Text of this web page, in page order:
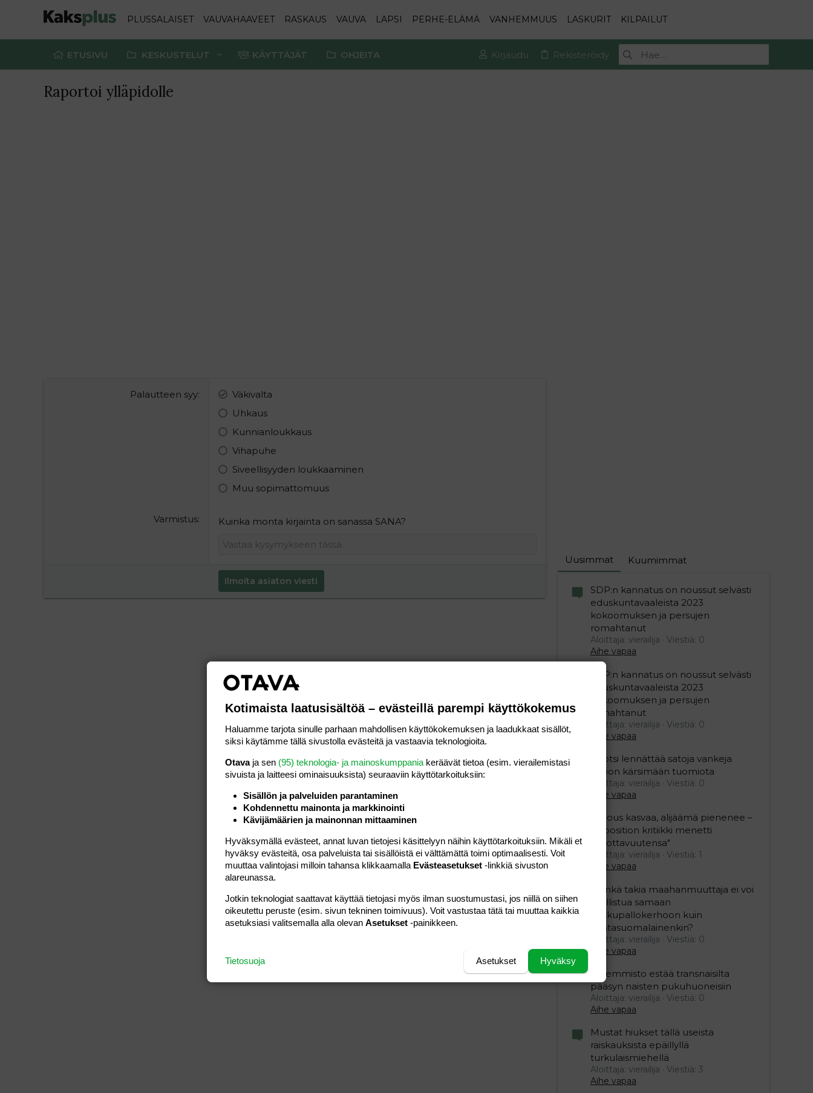
PLUSSALAISET VAUVAHAAVEET RASKAUS VAUVA LAPSI PERHE-ELÄMÄ VANHEMMUUS LASKURIT KILPAILUT
ETUSIVU KESKUSTELUT KÄYTTÄJÄT OHJEITA Kirjaudu Rekisteröidy
Raportoi ylläpidolle
Palautteen syy
Väkivalta
Uhkaus
Kunnianloukkaus
Vihapuhe
Siveellisyyden loukkaaminen
Muu sopimattomuus
Varmistus Kuinka monta kirjainta on sanassa SANA?
Ilmoita asiaton viesti
Uusimmat Kuumimmat
SDP:n kannatus on noussut selvästi
eduskuntavaaleista 2023
kokoomuksen ja persujen
romahtanut
Aloittaja: vierailija
Viestiä: 0
Aihe vapaa
SDP:n kannatus on noussut selvästi
eduskuntavaaleista 2023
kokoomuksen ja persujen
romahtanut
Aloittaja: vierailija
Viestiä: 0
Aihe vapaa
Ruotsi lennättää satoja vankeja
Viroon kärsimään tuomiota
Aloittaja: vierailija
Viestiä: 0
Aihe vapaa
"Talous kasvaa, alijäämä pienenee –
opposition kritiikki menetti
uskottavuutensa"
Aloittaja: vierailija
Viestiä: 1
Aihe vapaa
”Minkä takia maahanmuuttaja ei voi
osallistua samaan
potkupallokerhoon kuin
kantasuomalainenkin?
Aloittaja: vierailija
Viestiä: 0
Aihe vapaa
Vasemmisto estää transnaisilta
pääsyn naisten pukuhuoneisiin
Aloittaja: vierailija
Viestiä: 0
Aihe vapaa
Mustat hiukset tällä useista
raiskauksista epäillyllä
turkulaismiehellä
Aloittaja: vierailija
Viestiä: 3
Aihe vapaa
Kotimaista laatusisältöä – evästeillä parempi käyttökokemus
Haluamme tarjota sinulle parhaan mahdollisen käyttökokemuksen ja laadukkaat sisällöt,
siksi käytämme tällä sivustolla evästeitä ja vastaavia teknologioita.
Otavaja sen (95) teknologia- ja mainoskumppania keräävät tietoa (esim. vierailemis­tasi
sivuista ja laitteesi ominaisuuk­sista) seuraaviin käyttötarkoituksiin:
Sisällön ja palveluiden parantaminen
Kohdennettu mainonta ja markkinointi
Kävijämäärien ja mainonnan mittaaminen
Hyväksymällä evästeet, annat luvan tietojesi käsittelyyn näihin käyttötarkoituksiin. Mikäli et
hyväksy evästeitä, osa palveluista tai sisällöistä ei välttämättä toimi optimaalisesti. Voit
muuttaa valintojasi milloin tahansa klikkaamalla Evästeasetukset -linkkiä sivuston
alareunassa.
Jotkin teknologiat saattavat käyttää tietojasi myös ilman suostumustasi, jos niillä on siihen
oikeutettu peruste (esim. sivun tekninen toimivuus). Voit vastustaa tätä tai muuttaa kaikkia
asetuksiasi valitsemalla alla olevan Asetukset -painikkeen.
Hyväksy
Asetukset
Tietosuoja